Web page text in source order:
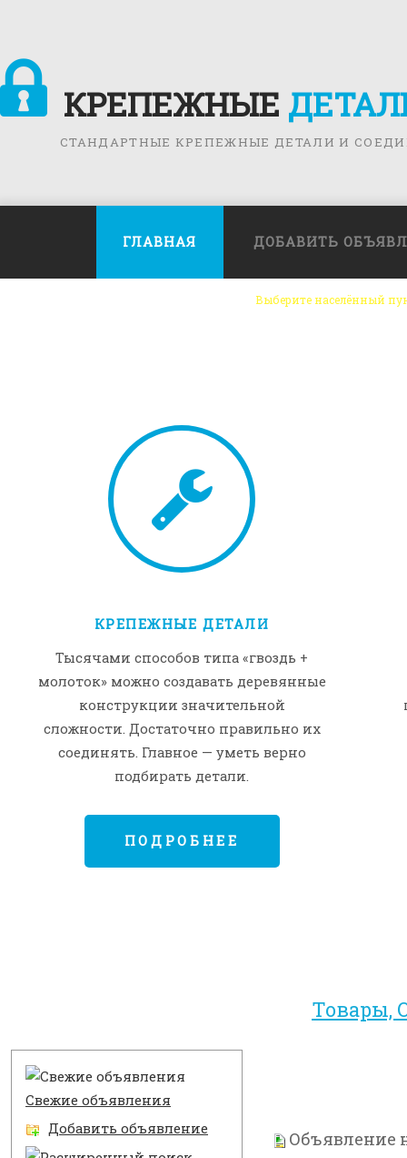
КРЕПЕЖНЫЕ
СТАНДАРТНЫЕ КРЕПЕЖНЫЕ ДЕТАЛИ И
ГЛАВНАЯ ДОБАВИТЬ
Выберите населённый
КРЕПЕЖНЫЕ ДЕТАЛИ
Тысячами способов типа «гвоздь +
молоток» можно создавать деревянные
конструкции значительной
сложности. Достаточно правильно их
соединять. Главное — уметь верно
подбирать детали.
ПОДРОБНЕЕ
Товары,
Объявление
Свежие объявления
Добавить объявление